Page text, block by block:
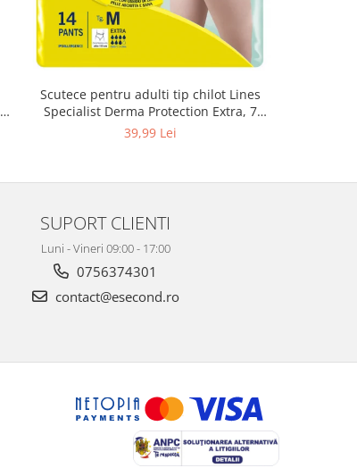
Scutece pentru adulti tip chilot Lines
Specialist Derma Protection Extra, 7
picaturi, marimea M, 14 bucati
39,99 Lei
SUPORT CLIENTI
Luni - Vineri 09:00 - 17:00
0756374301
contact@esecond.ro